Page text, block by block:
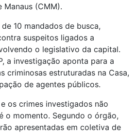
Manaus (CMM).
10 mandados de busca,
suspeitos ligados a
o legislativo da capital.
a investigação aponta para a
criminosas estruturadas na Casa,
de agentes públicos.
os crimes investigados não
o momento. Segundo o órgão,
apresentadas em coletiva de